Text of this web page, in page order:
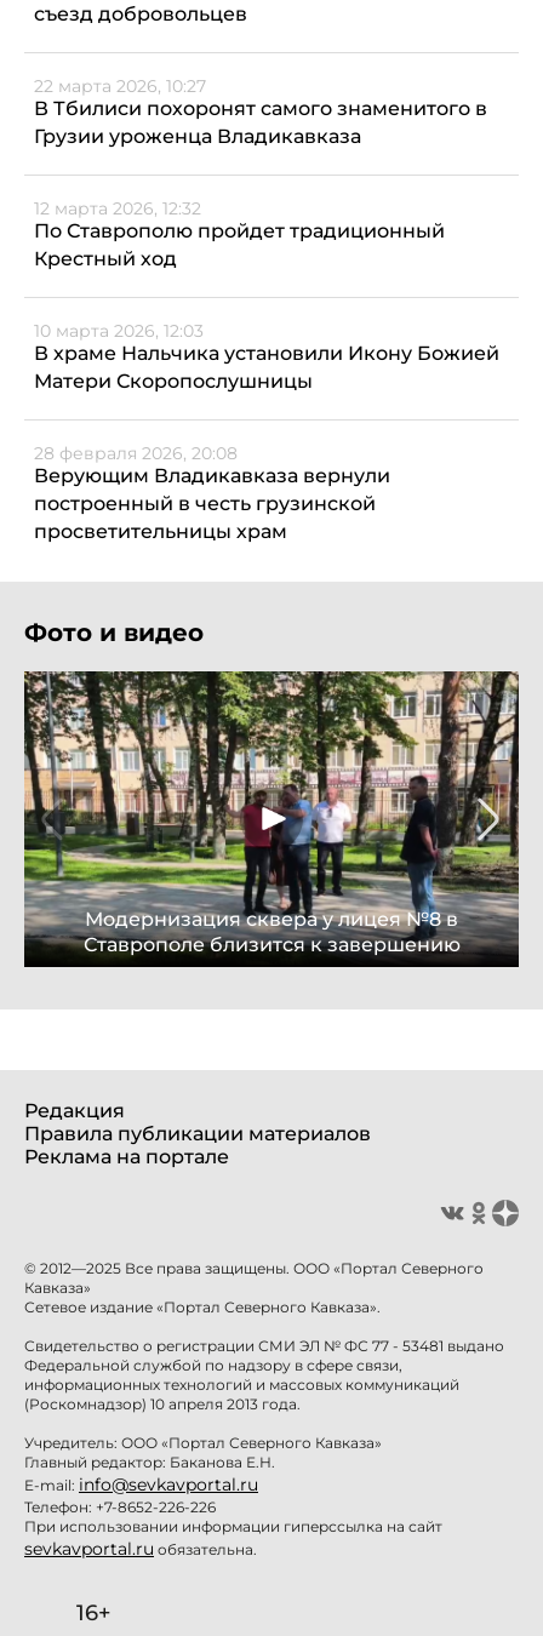
съезд добровольцев
22 марта 2026, 10:27
В Тбилиси похоронят самого знаменитого в
Грузии уроженца Владикавказа
12 марта 2026, 12:32
По Ставрополю пройдет традиционный
Крестный ход
10 марта 2026, 12:03
В храме Нальчика установили Икону Божией
Матери Скоропослушницы
28 февраля 2026, 20:08
Верующим Владикавказа вернули
построенный в честь грузинской
просветительницы храм
Фото и видео
Модернизация сквера у лицея №8 в
Ставрополе близится к завершению
Редакция
Правила публикации материалов
Реклама на портале
© 2012—2025 Все права защищены. ООО «Портал Северного
Кавказа»
Сетевое издание «Портал Северного Кавказа».
Свидетельство о регистрации СМИ ЭЛ № ФС 77 - 53481 выдано
Федеральной службой по надзору в сфере связи,
информационных технологий и массовых коммуникаций
(Роскомнадзор) 10 апреля 2013 года.
Учредитель: ООО «Портал Северного Кавказа»
Главный редактор: Баканова Е.Н.
E-mail: info@sevkavportal.ru
Телефон: +7-8652-226-226
При использовании информации гиперссылка на сайт
sevkavportal.ru обязательна.
16+